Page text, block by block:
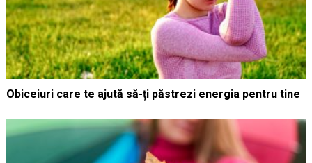
Obiceiuri care te ajută să-ți păstrezi energia pentru tine